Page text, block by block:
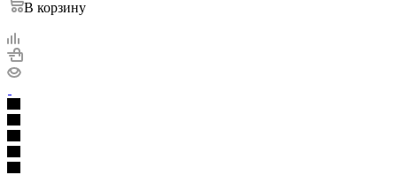
В корзину